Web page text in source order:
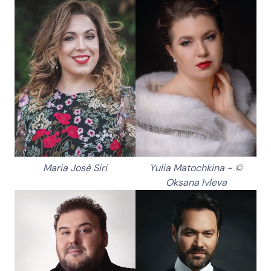
Maria Josè Siri Yulia Matochkina - ©
Oksana Ivleva